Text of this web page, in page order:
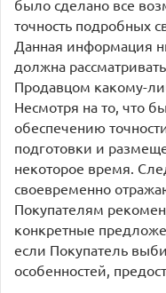
было сделано все
точность подробных
Данная информация
должна
Продавцом какому-
Несмотря на то, что
обеспечению
подготовки и
некоторое время.
своевременно
Покупателям
конкретные
если Покупатель
особенностей,